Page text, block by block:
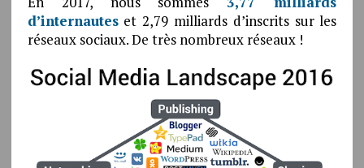
d’internauteset 2,79 milliards d’inscrits sur les
réseaux sociaux. De très nombreux réseaux !